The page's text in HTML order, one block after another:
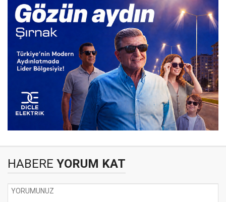
HABERE YORUM KAT